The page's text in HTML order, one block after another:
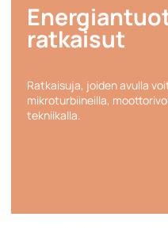
ratkaisut
Ratkaisuja, joiden avulla
mikroturbiineilla,
tekniikalla.